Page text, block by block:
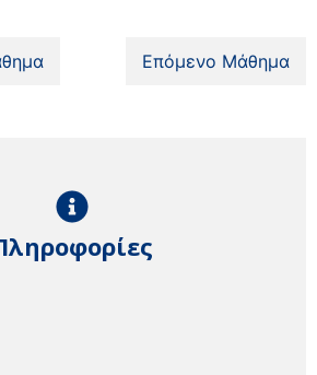
Επόμενο Μάθημα